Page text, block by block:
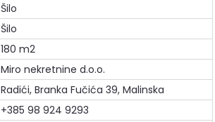
Šilo
Šilo
180 m2
Miro nekretnine d.o.o.
Radići, Branka Fučića 39, Malinska
+385 98 924 9293